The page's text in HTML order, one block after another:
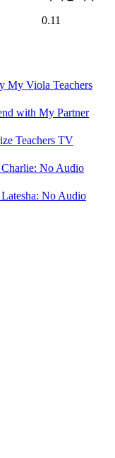
0.11
My Viola Teachers
with My Partner
Teachers TV
No Audio
No Audio